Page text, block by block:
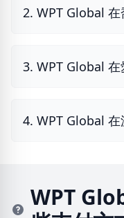
2. WPT Global 在
3. WPT Global 在
4. WPT Global 在
WPT